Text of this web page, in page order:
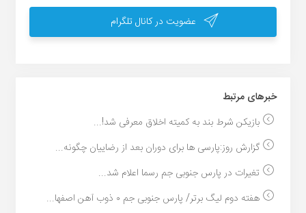
عضویت در کانال تلگرام
خبر‌های مرتبط
بازیکن شرط بند به کمیته اخلاق معرفی شد!...
گزارش روز:پارسی ها برای دوران بعد از رضاییان چگونه...
تغیرات در پارس جنوبی جم رسما اعلام شد...
هفته دوم لیگ برتر/ پارس جنوبی جم ۰ ذوب آهن اصفها...